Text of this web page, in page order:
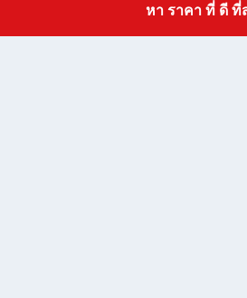
หา ราคา ที่ ดี ที่
เสนอ